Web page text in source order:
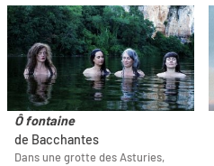
Ô fontaine
de Bacchantes
Dans une grotte des Asturies,